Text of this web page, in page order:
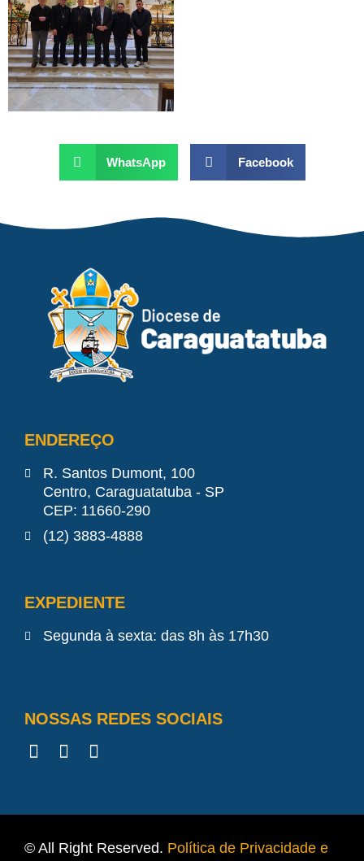
WhatsApp Facebook
ENDEREÇO
R. Santos Dumont, 100
Centro, Caraguatatuba - SP
CEP: 11660-290
(12) 3883-4888
EXPEDIENTE
Segunda à sexta: das 8h às 17h30
NOSSAS REDES SOCIAIS
© All Right Reserved. Política de Privacidade e